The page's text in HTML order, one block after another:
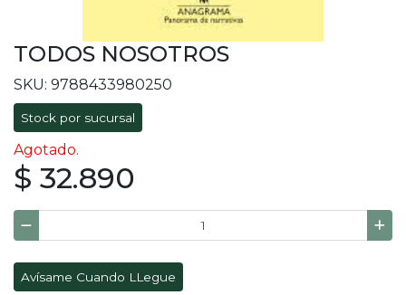
TODOS NOSOTROS
SKU: 9788433980250
Stock por sucursal
Agotado.
$ 32.890
Avísame Cuando LLegue